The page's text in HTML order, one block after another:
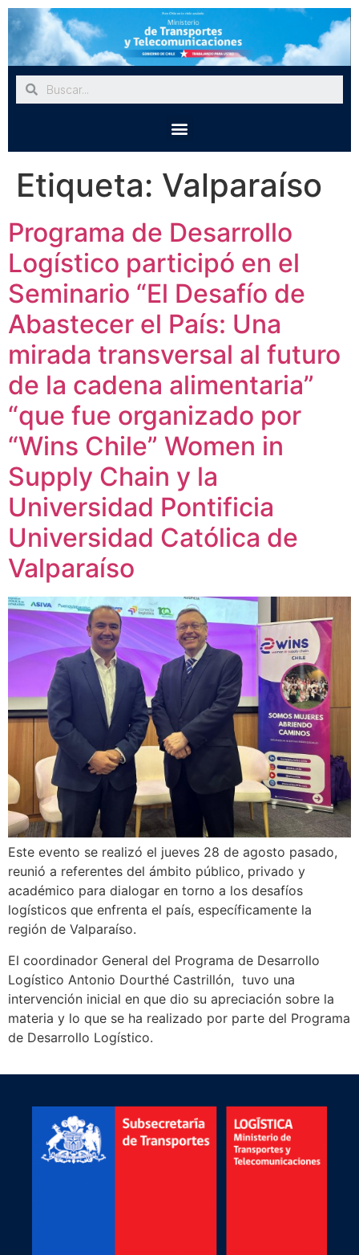
Etiqueta: Valparaíso
Programa de Desarrollo
Logístico participó en el
Seminario “El Desafío de
Abastecer el País: Una
mirada transversal al futuro
de la cadena alimentaria”
“que fue organizado por
“Wins Chile” Women in
Supply Chain y la
Universidad Pontificia
Universidad Católica de
Valparaíso
Este evento se realizó el jueves 28 de agosto pasado,
reunió a referentes del ámbito público, privado y
académico para dialogar en torno a los desafíos
logísticos que enfrenta el país, específicamente la
región de Valparaíso.
El coordinador General del Programa de Desarrollo
Logístico Antonio Dourthé Castrillón, tuvo una
intervención inicial en que dio su apreciación sobre la
materia y lo que se ha realizado por parte del Programa
de Desarrollo Logístico.